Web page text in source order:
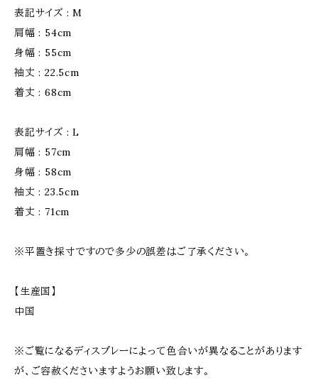
表記サイズ : M
肩幅 : 54cm
身幅 : 55cm
袖丈 : 22.5cm
着丈 : 68cm
表記サイズ : L
肩幅 : 57cm
身幅 : 58cm
袖丈 : 23.5cm
着丈 : 71cm
※平置き採寸ですので多少の誤差はご了承ください。
【生産国】
中国
※ご覧になるディスプレーによって色合いが異なることがあります
が、ご容赦くださいますようお願い致します。